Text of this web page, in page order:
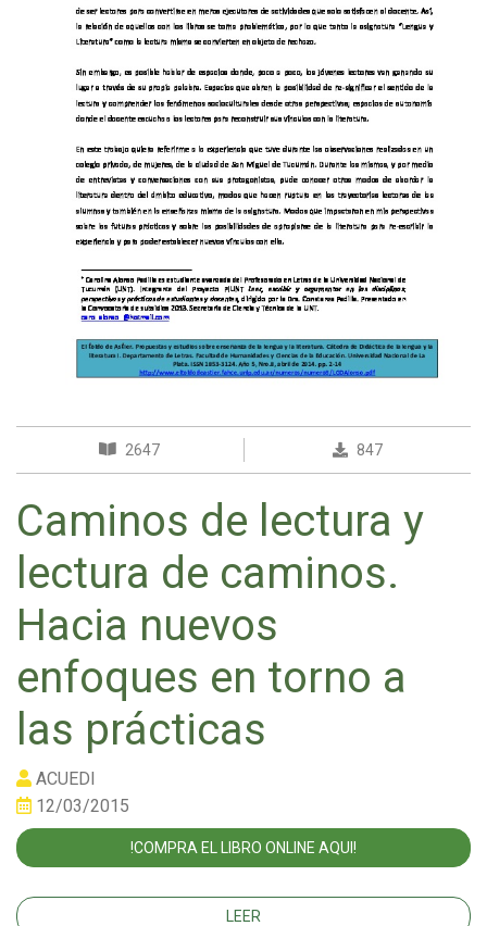
2647 847
Caminos de lectura y
lectura de caminos.
Hacia nuevos
enfoques en torno a
las prácticas
ACUEDI
12/03/2015
!COMPRA EL LIBRO ONLINE AQUI!
LEER